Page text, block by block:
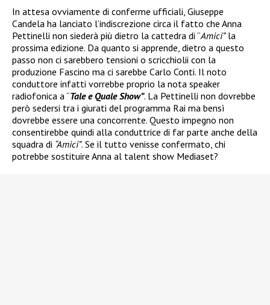
In attesa ovviamente di conferme ufficiali, Giuseppe
Candela ha lanciato l’indiscrezione circa il fatto che Anna
Pettinelli non siederà più dietro la cattedra di “Amici”la
prossima edizione. Da quanto si apprende, dietro a questo
passo non ci sarebbero tensioni o scricchiolii con la
produzione Fascino ma ci sarebbe Carlo Conti. Il noto
conduttore infatti vorrebbe proprio la nota speaker
radiofonica a “Tale e Quale Show”. La Pettinelli non dovrebbe
però sedersi tra i giurati del programma Rai ma bensì
dovrebbe essere una concorrente. Questo impegno non
consentirebbe quindi alla conduttrice di far parte anche della
squadra di “Amici”. Se il tutto venisse confermato, chi
potrebbe sostituire Anna al talent show Mediaset?